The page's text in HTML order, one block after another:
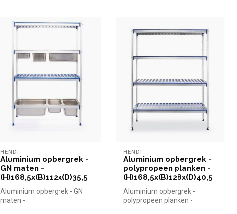
HENDI
Aluminium opbergrek -
GN maten -
(H)168,5x(B)112x(D)35,5
Aluminium opbergrek - GN
maten -
HENDI
Aluminium opbergrek -
polypropeen planken -
(H)168,5x(B)128x(D)40,5
Aluminium opbergrek -
polypropeen planken -